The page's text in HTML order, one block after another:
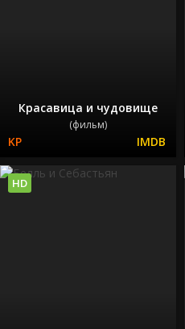
Красавица и чудовище
(фильм)
HD